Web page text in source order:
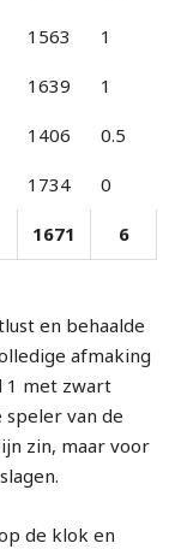
1563 1
1639 1
1406 0.5
1734 0
1671 6
en behaalde
afmaking
1 met zwart
van de
zin, maar voor
de klok en